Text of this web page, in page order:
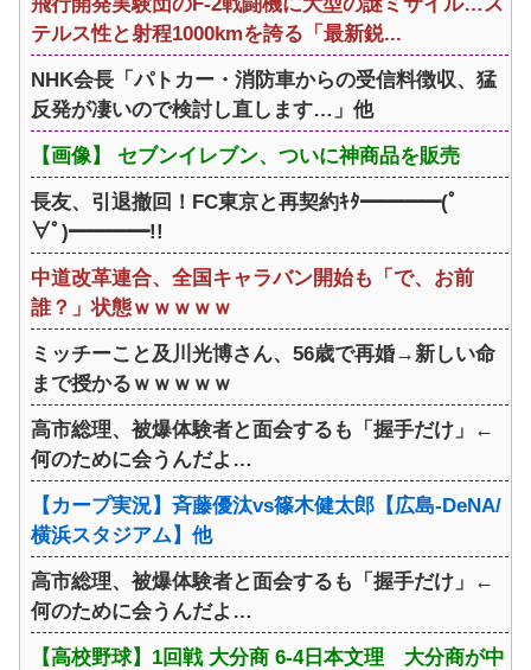
テルス性と射程1000kmを誇る「最新鋭...
NHK会長「パトカー・消防車からの受信料徴収、猛
反発が凄いので検討し直します…」他
【画像】 セブンイレブン、ついに神商品を販売
長友、引退撤回！FC東京と再契約ｷﾀ━━━━(ﾟ
∀ﾟ)━━━━!!
中道改革連合、全国キャラバン開始も「で、お前
誰？」状態ｗｗｗｗｗ
ミッチーこと及川光博さん、56歳で再婚→新しい命
まで授かるｗｗｗｗｗ
高市総理、被爆体験者と面会するも「握手だけ」←
何のために会うんだよ…
【カープ実況】斉藤優汰vs篠木健太郎【広島-DeNA/
横浜スタジアム】他
高市総理、被爆体験者と面会するも「握手だけ」←
何のために会うんだよ…
【高校野球】1回戦 大分商 6-4日本文理 大分商が中